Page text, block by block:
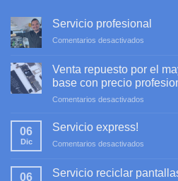
Servicio profesional
Comentarios desactivados
profesional
Venta repuesto por el
base con precio
Comentarios desactivados
y
06
Dic
Servicio express!
Comentarios desactivados
express!
06 Servicio reciclar